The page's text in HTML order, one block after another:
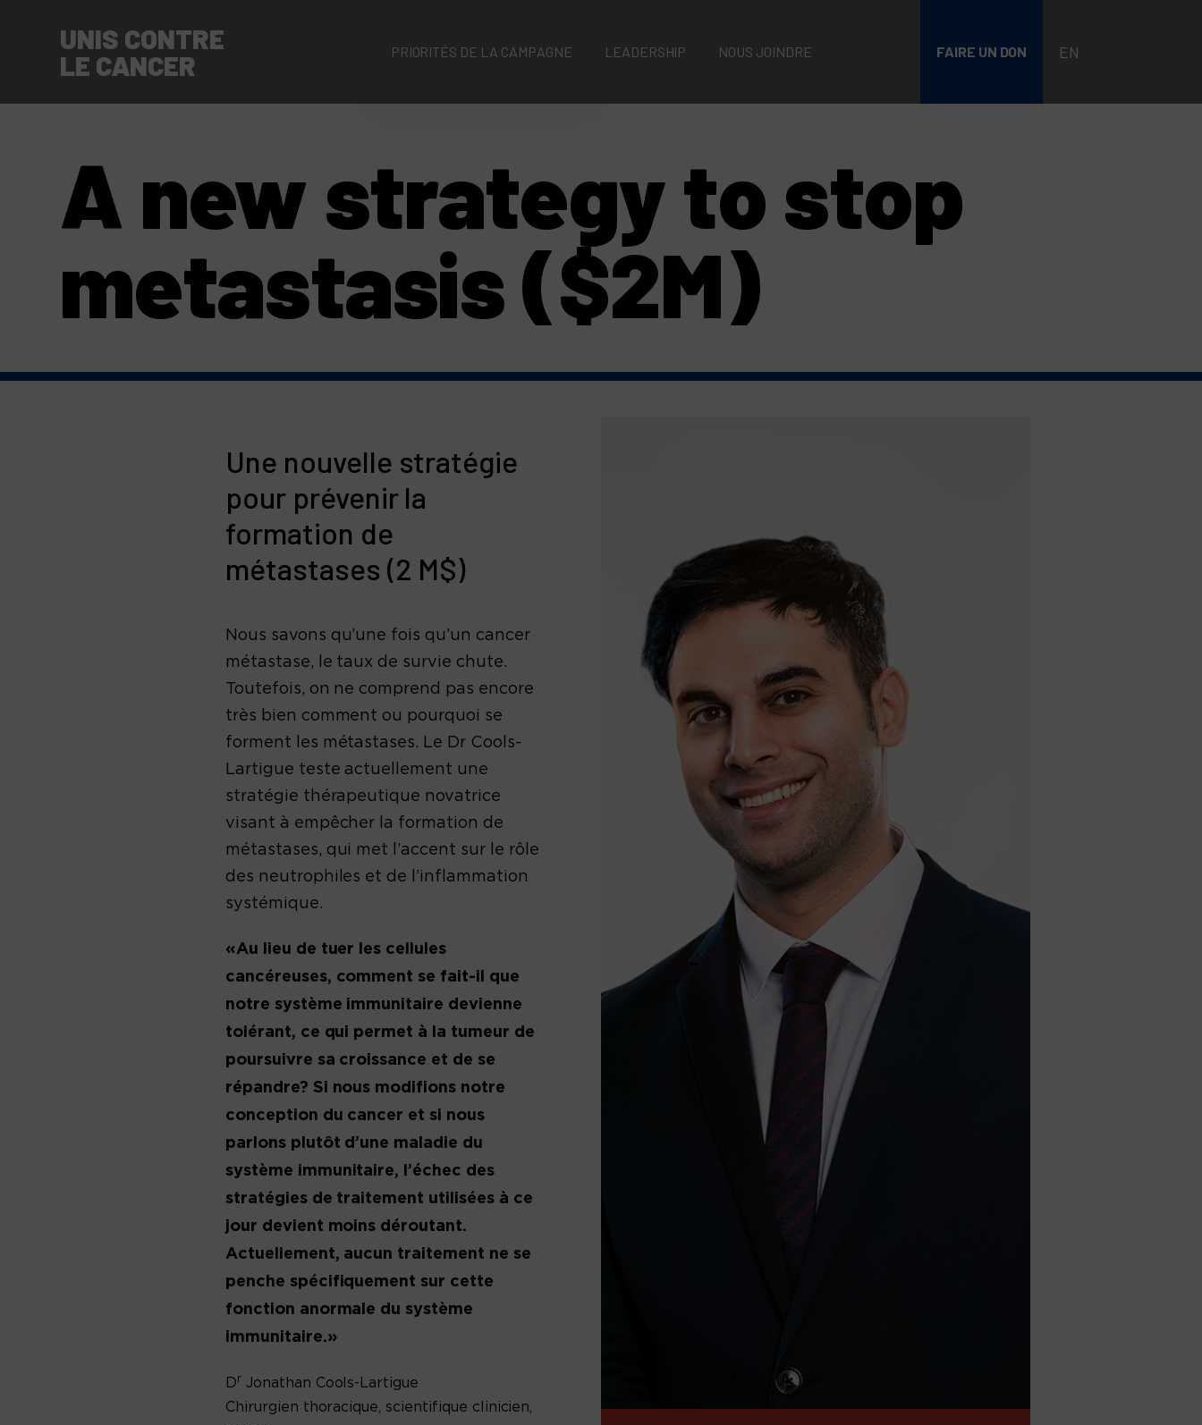
UNIS CONTRE
LE CANCER
PRIORITÉS DE LA CAMPAGNE
Recherche et
innovation qui
transforment
des vies
LEADERSHIP NOUS JOINDRE FAIRE UN DON EN
A new strategy to stop
metastasis ($2M)
Une nouvelle stratégie
pour prévenir la
formation de
métastases (2 M$)
Nous savons qu’une fois qu’un cancer
métastase, le taux de survie chute.
Toutefois, on ne comprend pas encore
très bien comment ou pourquoi se
forment les métastases. Le Dr Cools-
Lartigue teste actuellement une
stratégie thérapeutique novatrice
visant à empêcher la formation de
métastases, qui met l’accent sur le rôle
des neutrophiles et de l’inflammation
systémique.
«Au lieu de tuer les cellules
cancéreuses, comment se fait-il que
notre système immunitaire devienne
tolérant, ce qui permet à la tumeur de
poursuivre sa croissance et de se
répandre? Si nous modifions notre
conception du cancer et si nous
parlons plutôt d’une maladie du
système immunitaire, l’échec des
stratégies de traitement utilisées à ce
jour devient moins déroutant.
Actuellement, aucun traitement ne se
penche spécifiquement sur cette
fonction anormale du système
immunitaire.»
Dr Jonathan Cools-Lartigue
Chirurgien thoracique, scientifique clinicien,